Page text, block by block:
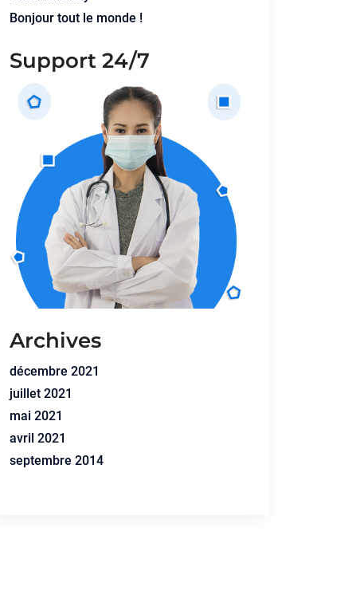
Bonjour tout le monde !
Support 24/7
Archives
décembre 2021
juillet 2021
mai 2021
avril 2021
septembre 2014